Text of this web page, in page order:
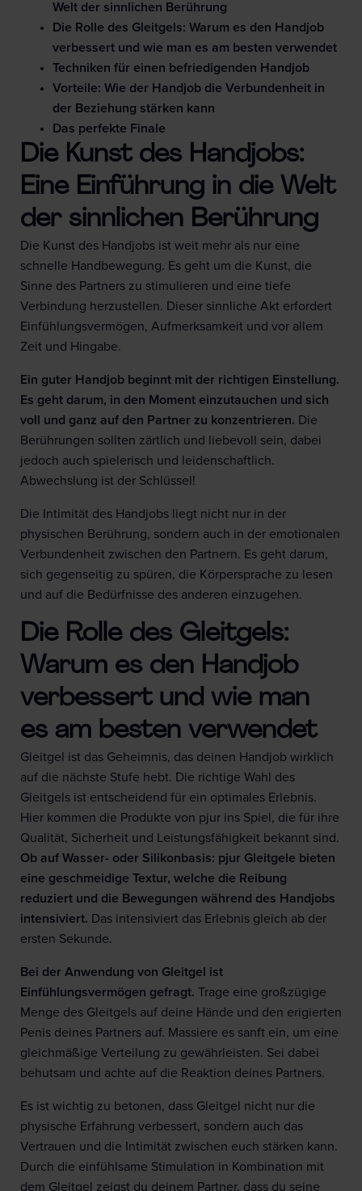
Welt der sinnlichen Berührung
Die Rolle des Gleitgels: Warum es den Handjob
verbessert und wie man es am besten verwendet
Techniken für einen befriedigenden Handjob
Vorteile: Wie der Handjob die Verbundenheit in
der Beziehung stärken kann
Das perfekte Finale
Die Kunst des Handjobs:
Eine Einführung in die Welt
der sinnlichen Berührung
Die Kunst des Handjobs ist weit mehr als nur eine
schnelle Handbewegung. Es geht um die Kunst, die
Sinne des Partners zu stimulieren und eine tiefe
Verbindung herzustellen. Dieser sinnliche Akt erfordert
Einfühlungsvermögen, Aufmerksamkeit und vor allem
Zeit und Hingabe.
Ein guter Handjob beginnt mit der richtigen Einstellung.
Es geht darum, in den Moment einzutauchen und sich
voll und ganz auf den Partner zu konzentrieren. Die
Berührungen sollten zärtlich und liebevoll sein, dabei
jedoch auch spielerisch und leidenschaftlich.
Abwechslung ist der Schlüssel!
Die Intimität des Handjobs liegt nicht nur in der
physischen Berührung, sondern auch in der emotionalen
Verbundenheit zwischen den Partnern. Es geht darum,
sich gegenseitig zu spüren, die Körpersprache zu lesen
und auf die Bedürfnisse des anderen einzugehen.
Die Rolle des Gleitgels:
Warum es den Handjob
verbessert und wie man
es am besten verwendet
Gleitgel ist das Geheimnis, das deinen Handjob wirklich
auf die nächste Stufe hebt. Die richtige Wahl des
Gleitgels ist entscheidend für ein optimales Erlebnis.
Hier kommen die Produkte von pjur ins Spiel, die für ihre
Qualität, Sicherheit und Leistungsfähigkeit bekannt sind.
Ob auf Wasser- oder Silikonbasis: pjur Gleitgele bieten
eine geschmeidige Textur, welche die Reibung
reduziert und die Bewegungen während des Handjobs
intensiviert. Das intensiviert das Erlebnis gleich ab der
ersten Sekunde.
Bei der Anwendung von Gleitgel ist
Einfühlungsvermögen gefragt. Trage eine großzügige
Menge des Gleitgels auf deine Hände und den erigierten
Penis deines Partners auf. Massiere es sanft ein, um eine
gleichmäßige Verteilung zu gewährleisten. Sei dabei
behutsam und achte auf die Reaktion deines Partners.
Es ist wichtig zu betonen, dass Gleitgel nicht nur die
physische Erfahrung verbessert, sondern auch das
Vertrauen und die Intimität zwischen euch stärken kann.
Durch die einfühlsame Stimulation in Kombination mit
dem Gleitgel zeigst du deinem Partner, dass du seine